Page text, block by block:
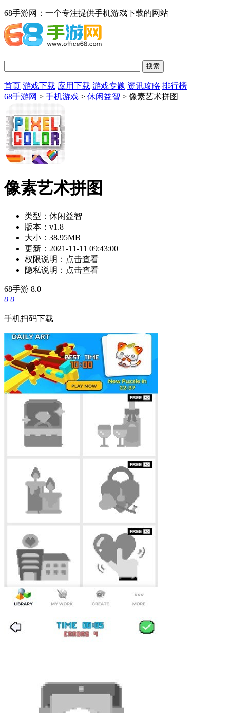
68手游网：一个专注提供手机游戏下载的网站
首页 游戏下载 应用下载 游戏专题 资讯攻略 排行榜
68手游网 > 手机游戏 > 休闲益智 > 像素艺术拼图
像素艺术拼图
类型： 休闲益智
版本： v1.8
大小： 38.95MB
更新： 2021-11-11 09:43:00
权限说明： 点击查看
隐私说明： 点击查看
68手游 8.0
0 0
手机扫码下载